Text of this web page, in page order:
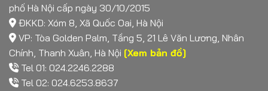
phố Hà Nội cấp ngày 30/10/2015
ĐKKD: Xóm 8, Xã Quốc Oai, Hà Nội
VP: Tòa Golden Palm, Tầng 5, 21 Lê Văn Lương, Nhân
Chính, Thanh Xuân, Hà Nội [Xem bản đồ]
Tel 01: 024.2246.2288
Tel 02: 024.6253.8637